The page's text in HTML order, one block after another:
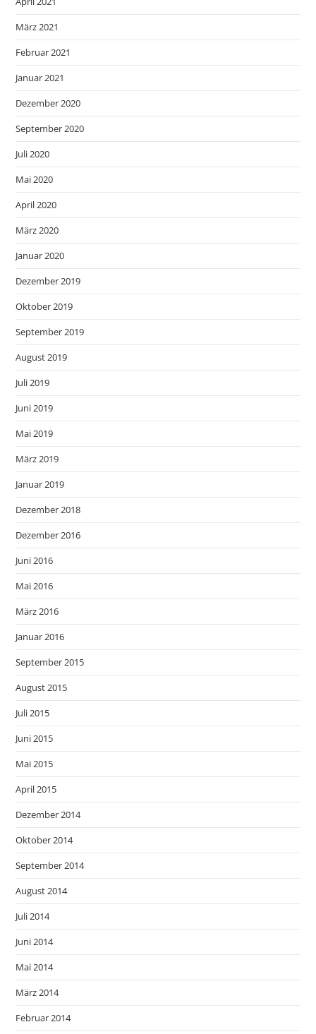
März 2021
Februar 2021
Januar 2021
Dezember 2020
September 2020
Juli 2020
Mai 2020
April 2020
März 2020
Januar 2020
Dezember 2019
Oktober 2019
September 2019
August 2019
Juli 2019
Juni 2019
Mai 2019
März 2019
Januar 2019
Dezember 2018
Dezember 2016
Juni 2016
Mai 2016
März 2016
Januar 2016
September 2015
August 2015
Juli 2015
Juni 2015
Mai 2015
April 2015
Dezember 2014
Oktober 2014
September 2014
August 2014
Juli 2014
Juni 2014
Mai 2014
März 2014
Februar 2014